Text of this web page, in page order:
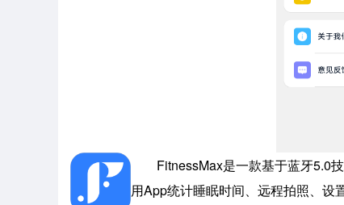
FitnessMax是一款基于蓝牙5.0技
用App统计睡眠时间、远程拍照、设